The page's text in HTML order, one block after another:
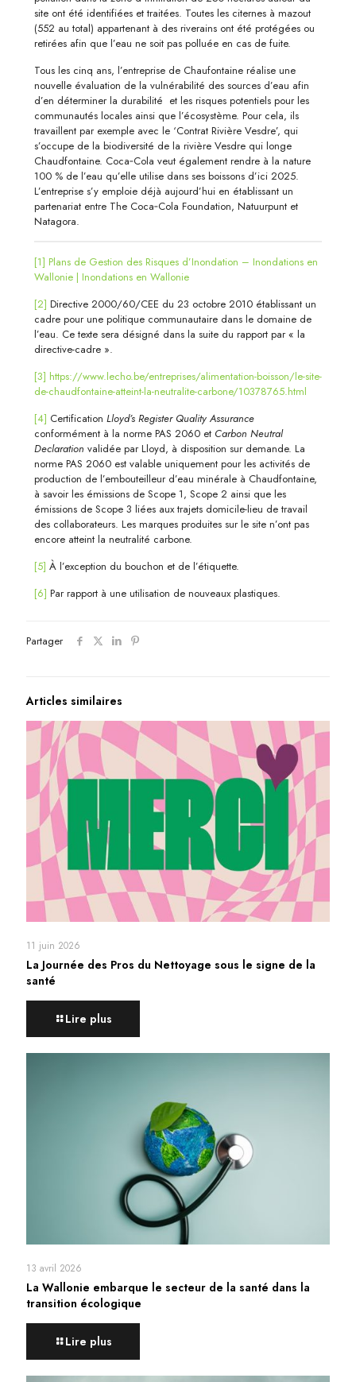
site ont été identifiées et traitées. Toutes les citernes à mazout
(552 au total) appartenant à des riverains ont été protégées ou
retirées afin que l’eau ne soit pas polluée en cas de fuite.
Tous les cinq ans, l’entreprise de Chaufontaine réalise une
nouvelle évaluation de la vulnérabilité des sources d’eau afin
d’en déterminer la durabilité et les risques potentiels pour les
communautés locales ainsi que l’écosystème. Pour cela, ils
travaillent par exemple avec le ‘Contrat Rivière Vesdre’, qui
s’occupe de la biodiversité de la rivière Vesdre qui longe
Chaudfontaine. Coca‑Cola veut également rendre à la nature
100 % de l’eau qu’elle utilise dans ses boissons d’ici 2025.
L’entreprise s’y emploie déjà aujourd’hui en établissant un
partenariat entre The Coca‑Cola Foundation, Natuurpunt et
Natagora.
[1] Plans de Gestion des Risques d’Inondation – Inondations en
Wallonie | Inondations en Wallonie
[2] Directive 2000/60/CEE du 23 octobre 2010 établissant un
cadre pour une politique communautaire dans le domaine de
l’eau. Ce texte sera désigné dans la suite du rapport par « la
directive-cadre ».
[3] https://www.lecho.be/entreprises/alimentation-boisson/le-site-
de-chaudfontaine-atteint-la-neutralite-carbone/10378765.html
[4] Certification Lloyd’s Register Quality Assurance
conformément à la norme PAS 2060 et Carbon Neutral
Declaration validée par Lloyd, à disposition sur demande. La
norme PAS 2060 est valable uniquement pour les activités de
production de l’embouteilleur d’eau minérale à Chaudfontaine,
à savoir les émissions de Scope 1, Scope 2 ainsi que les
émissions de Scope 3 liées aux trajets domicile-lieu de travail
des collaborateurs. Les marques produites sur le site n’ont pas
encore atteint la neutralité carbone.
[5] À l’exception du bouchon et de l’étiquette.
[6] Par rapport à une utilisation de nouveaux plastiques.
Partager
Articles similaires
11 juin 2026
La Journée des Pros du Nettoyage sous le signe de la
santé
Lire plus
13 avril 2026
La Wallonie embarque le secteur de la santé dans la
transition écologique
Lire plus